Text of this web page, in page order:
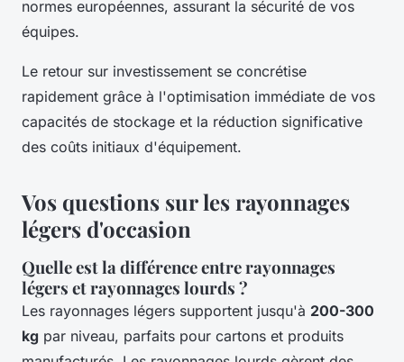
normes européennes, assurant la sécurité de vos
équipes.
Le retour sur investissement se concrétise
rapidement grâce à l'optimisation immédiate de vos
capacités de stockage et la réduction significative
des coûts initiaux d'équipement.
Vos questions sur les rayonnages
légers d'occasion
Quelle est la différence entre rayonnages
légers et rayonnages lourds ?
Les rayonnages légers supportent jusqu'à 200-300
kg par niveau, parfaits pour cartons et produits